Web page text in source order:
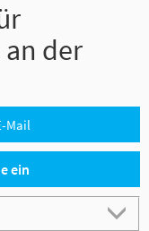
der
Mail
ein